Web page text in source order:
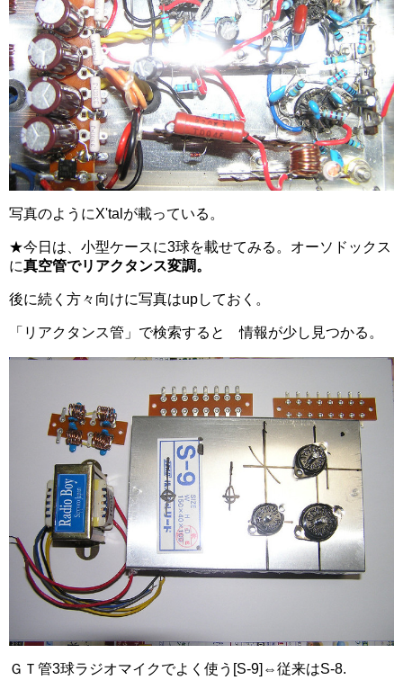
写真のようにX'talが載っている。
★今日は、小型ケースに3球を載せてみる。オーソドックス
に真空管でリアクタンス変調。
後に続く方々向けに写真はupしておく。
「リアクタンス管」で検索すると 情報が少し見つかる。
ＧＴ管3球ラジオマイクでよく使う[S-9]⇔従来はS-8.